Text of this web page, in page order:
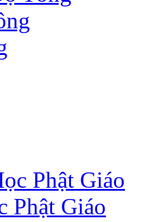
Phật Giáo
Phật Giáo